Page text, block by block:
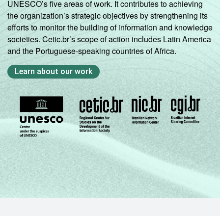
serviços
1 Base: 6.159 empresas que declararam ter
acesso à Internet, com 10 ou mais pessoas
ocupadas, que constituem os seguintes
segmentos da CNAE 2.0 (C, F, G, H, I, J, L, M,
N, R e S). Dados coletados entre setembro e
dezembro de 2013.
Fonte: NIC.br - set/2013 a dez/2013
UNESCO’s five areas of work. It contributes to achieving
the organization’s strategic objectives by strengthening its
efforts to monitor the building of information and knowledge
societies. Cetic.br’s scope of action includes Latin America
and the Portuguese-speaking countries of Africa.
Learn about our work